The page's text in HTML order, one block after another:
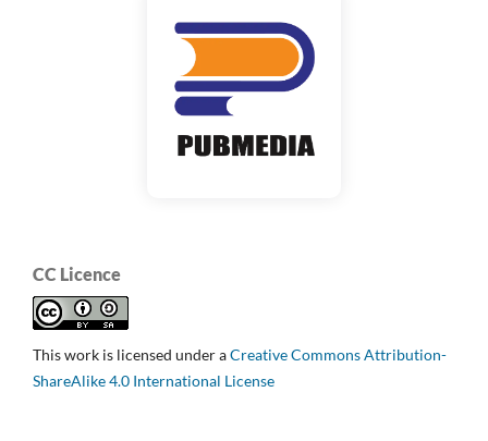
CC Licence
This work is licensed under aCreative Commons Attribution-
ShareAlike 4.0 International License